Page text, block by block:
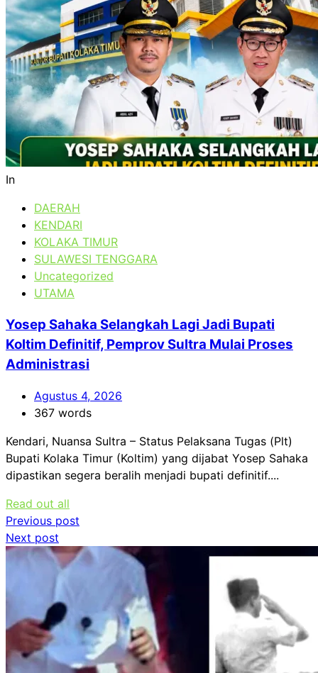
In
DAERAH
KENDARI
KOLAKA TIMUR
SULAWESI TENGGARA
Uncategorized
UTAMA
Yosep Sahaka Selangkah Lagi Jadi Bupati
Koltim Definitif, Pemprov Sultra Mulai Proses
Administrasi
Agustus 4, 2026
367 words
Kendari, Nuansa Sultra – Status Pelaksana Tugas (Plt)
Bupati Kolaka Timur (Koltim) yang dijabat Yosep Sahaka
dipastikan segera beralih menjadi bupati definitif....
Read out all
Navigasi
pos
Previous post
Next post